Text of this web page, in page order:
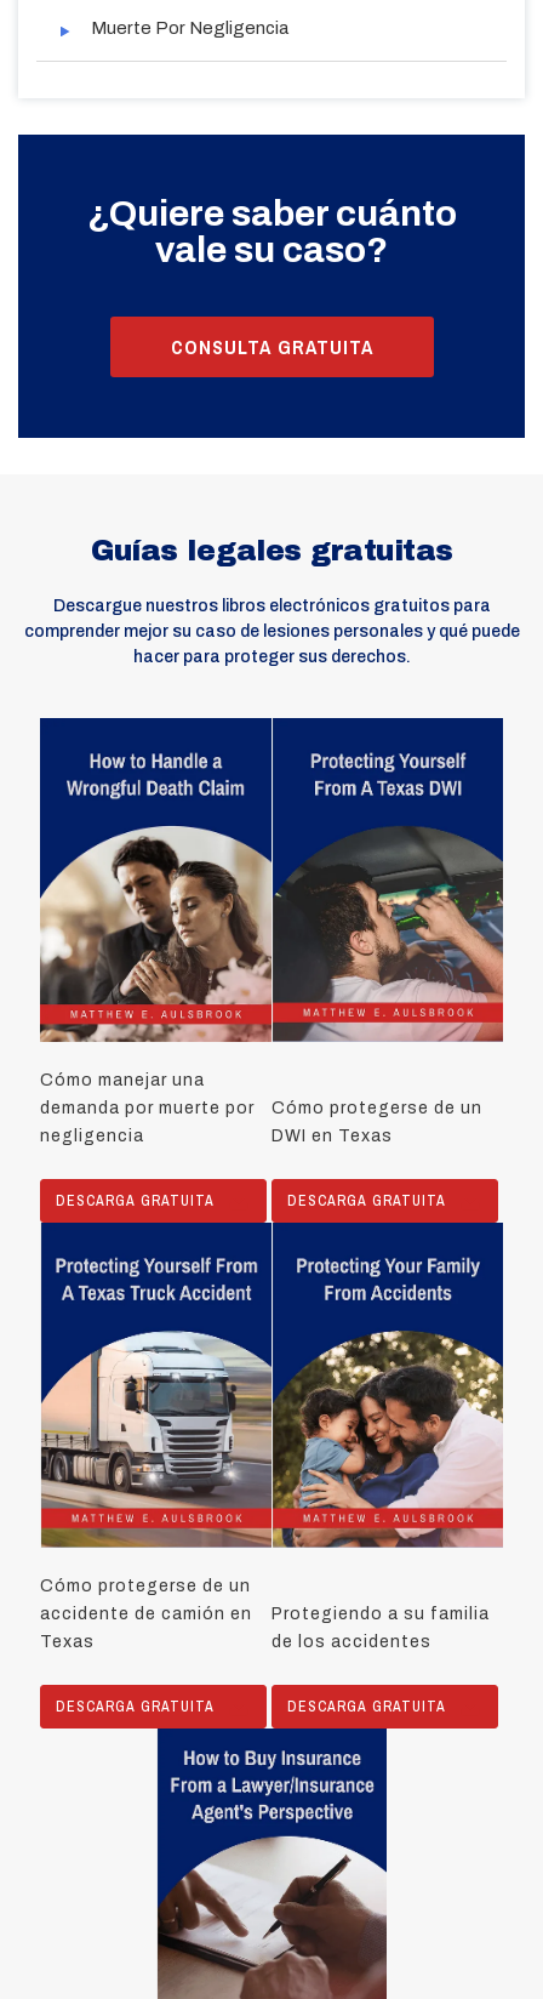
Muerte Por Negligencia
¿Quiere saber cuánto
vale su caso?
CONSULTA GRATUITA
Guías legales gratuitas
Descargue nuestros libros electrónicos gratuitos para
comprender mejor su caso de lesiones personales y qué puede
hacer para proteger sus derechos.
Cómo manejar una
demanda por muerte por
negligencia
DESCARGA GRATUITA
Cómo protegerse de un
DWI en Texas
DESCARGA GRATUITA
Cómo protegerse de un
accidente de camión en
Texas
DESCARGA GRATUITA
Protegiendo a su familia
de los accidentes
DESCARGA GRATUITA